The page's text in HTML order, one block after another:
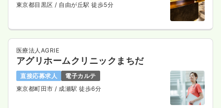
東京都目黒区 / 自由が丘駅 徒歩5分
医療法人AGRIE
アグリホームクリニックまちだ
直接応募求人
電子カルテ
東京都町田市 / 成瀬駅 徒歩6分